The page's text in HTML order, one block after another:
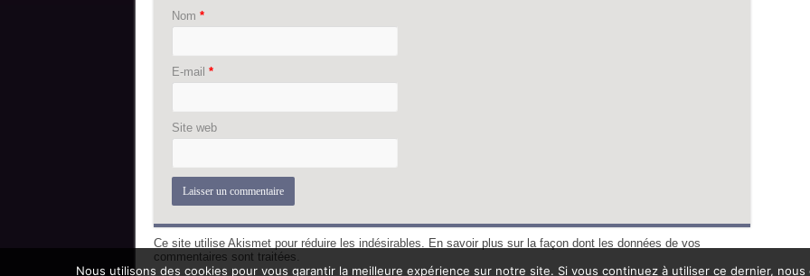
Nom *
E-mail *
Site web
Ce site utilise Akismet pour réduire les indésirables. En savoir plus sur la façon dont les données de vos
commentaires sont traitées.
Nous utilisons des cookies pour vous garantir la meilleure expérience sur notre site. Si vous continuez à utiliser ce dernier,